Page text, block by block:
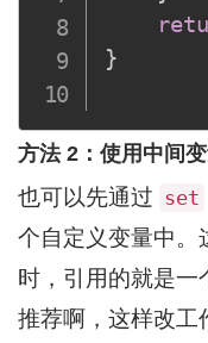
}
方法 2：使用中间
也可以先通过 set
个自定义变量中。
时，引用的就是一
推荐啊，这样改工